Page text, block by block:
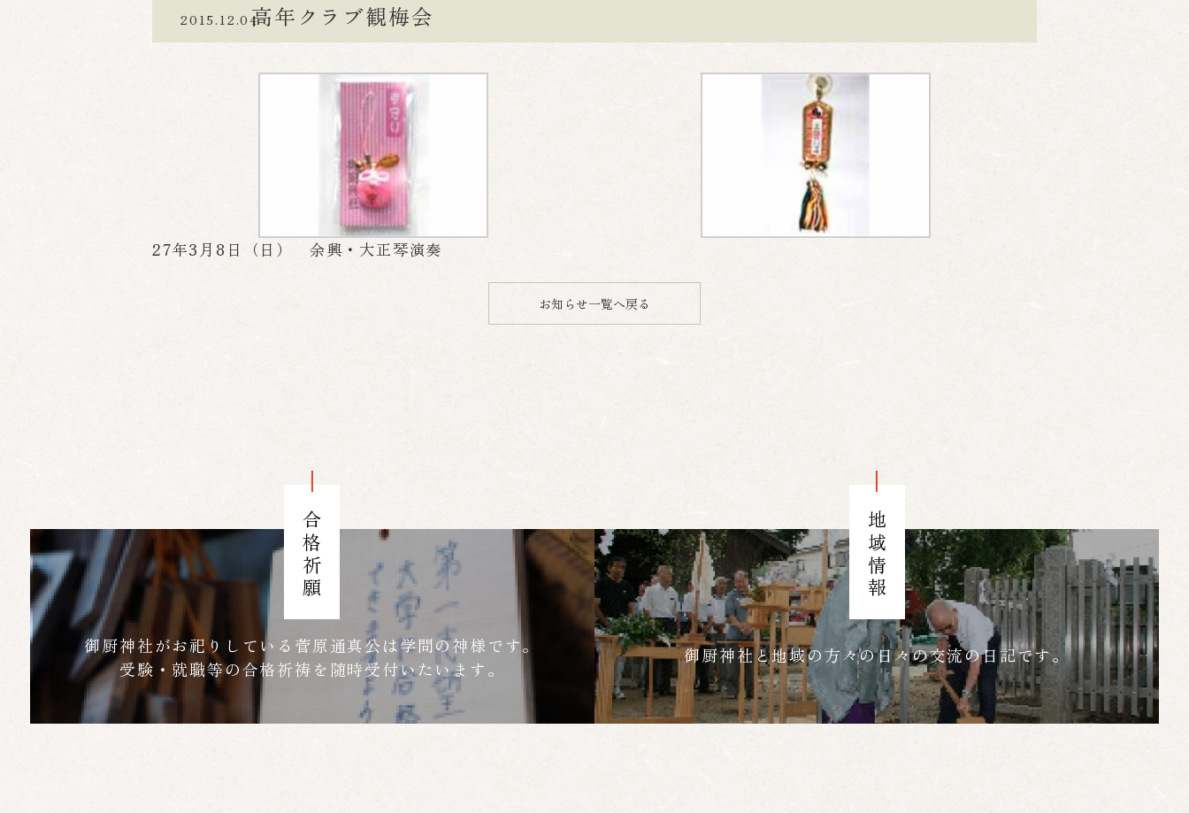
2015.12.04高年クラブ観梅会
27年3月8日（日） 余興・大正琴演奏
お知らせ一覧へ戻る
合格祈願
御厨神社がお祀りしている菅原通真公は学問の神様です。
受験・就職等の合格祈祷を随時受付いたいます。
地域情報
御厨神社と地域の方々の日々の交流の日記です。